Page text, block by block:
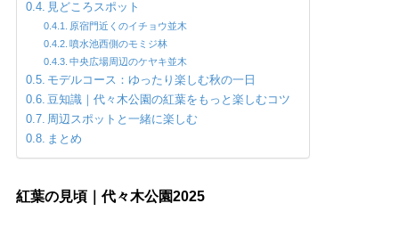
見どころスポット
原宿門近くのイチョウ並木
噴水池西側のモミジ林
中央広場周辺のケヤキ並木
モデルコース：ゆったり楽しむ秋の一日
豆知識｜代々木公園の紅葉をもっと楽しむコツ
周辺スポットと一緒に楽しむ
まとめ
紅葉の見頃｜代々木公園2025